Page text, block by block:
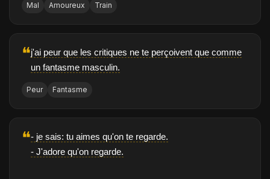
Mal Amoureux Train
❝j'ai peur que les critiques ne te perçoivent que comme
un fantasme masculin.
Peur Fantasme
❝- je sais: tu aimes qu'on te regarde.
- J'adore qu'on regarde.